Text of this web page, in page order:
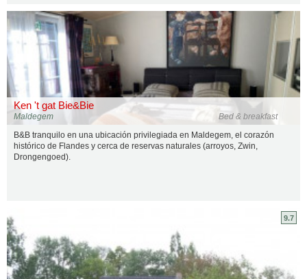
Ken 't gat Bie&Bie
Bed & breakfast
Maldegem
B&B tranquilo en una ubicación privilegiada en Maldegem, el corazón
histórico de Flandes y cerca de reservas naturales (arroyos, Zwin,
Drongengoed).
9.7